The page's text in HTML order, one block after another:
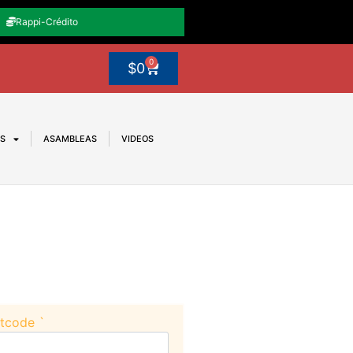
Rappi-Crédito
$0 0
ASAMBLEAS VIDEOS
`